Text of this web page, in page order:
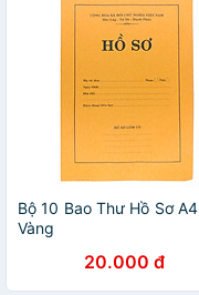
Bộ 10 Bao Thư Hồ Sơ A4
Vàng
20.000 đ